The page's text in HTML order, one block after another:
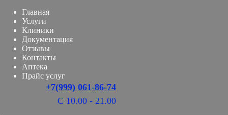
Главная
Услуги
Клиники
Документация
Отзывы
Контакты
Аптека
Прайс услуг
+7(999) 061-86-74
С 10.00 - 21.00